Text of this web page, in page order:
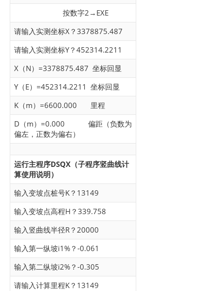
按数字2→EXE
请输入实测坐标X？3378875.487
请输入实测坐标Y？452314.2211
X（N）=3378875.487 坐标回显
Y（E）=452314.2211 坐标回显
K（m）=6600.000 里程
D（m）=0.000 偏距（负数为
偏左，正数为偏右）
运行主程序DSQX（子程序竖曲线计
算使用说明）
输入变坡点桩号K？13149
输入变坡点高程H？339.758
输入竖曲线半径R？20000
输入第一纵坡i1%？-0.061
输入第二纵坡i2%？-0.305
请输入计算里程K？13149